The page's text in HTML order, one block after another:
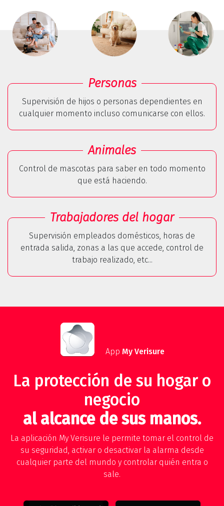
Personas
Supervisión de hijos o personas dependientes en
cualquier momento incluso comunicarse con ellos.
Animales
Control de mascotas para saber en todo momento
que está haciendo.
Trabajadores del hogar
Supervisión empleados domésticos, horas de
entrada salida, zonas a las que accede, control de
trabajo realizado, etc...
App My Verisure
La protección de su hogar o
negocio
al alcance de sus manos.
La aplicación My Verisure le permite tomar el control de
su seguridad, activar o desactivar la alarma desde
cualquier parte del mundo y controlar quién entra o
sale.